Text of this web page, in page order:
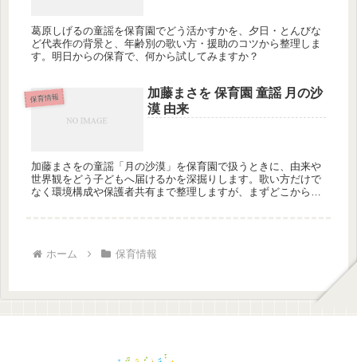
葛原しげるの童謡を保育園でどう活かすかを、夕日・とんびな
ど代表作の背景と、年齢別の歌い方・援助のコツから整理しま
す。明日からの保育で、何から試してみますか？
保育情報
加藤まさを 保育園 童謡 月の沙
漠 由来
加藤まさをの童謡「月の沙漠」を保育園で扱うときに、由来や
世界観をどう子どもへ届けるかを深掘りします。歌い方だけで
なく環境構成や保護者共有まで整理しますが、まずどこから整
ホーム 保育情報